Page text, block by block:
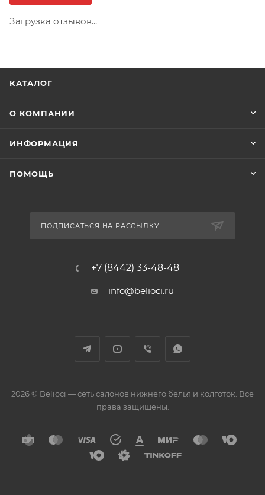
Загрузка отзывов...
КАТАЛОГ
О КОМПАНИИ
ИНФОРМАЦИЯ
ПОМОЩЬ
ПОДПИСАТЬСЯ НА РАССЫЛКУ
+7 (8442) 33-48-48
info@belioci.ru
2026 © Belioci — сеть салонов нижнего белья и колготок. Все
права защищены.